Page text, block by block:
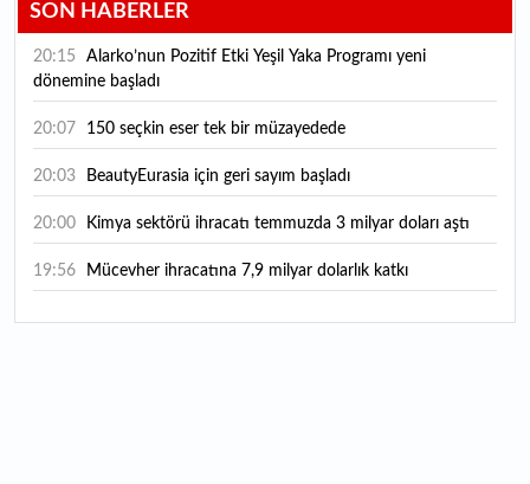
SON HABERLER
20:15
dönemine başladı
20:07 150 seçkin eser tek bir müzayedede
20:03 BeautyEurasia için geri sayım başladı
20:00 Kimya sektörü ihracatı temmuzda 3 milyar doları aştı
19:56 Mücevher ihracatına 7,9 milyar dolarlık katkı
18:21 Güç elektroniğinde küresel oyun kurucu olmayı